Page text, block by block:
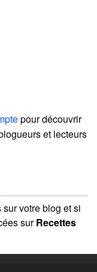
pour découvrir
et lecteurs
votre blog et si
surRecettes